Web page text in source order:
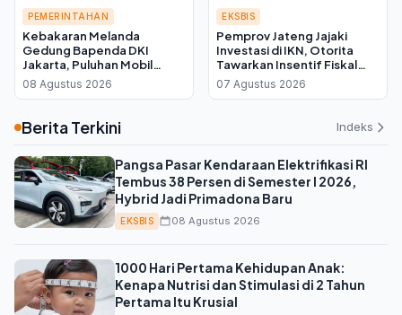
PEMERINTAHAN
Kebakaran Melanda
Gedung Bapenda DKI
Jakarta, Puluhan Mobil
Damkar Dikerahkan ke
Lokasi
08 Agustus 2026
EKSBIS
Pemprov Jateng Jajaki
Investasi di IKN, Otorita
Tawarkan Insentif Fiskal
bagi Daerah Mitra
07 Agustus 2026
Berita Terkini Indeks
Pangsa Pasar Kendaraan Elektrifikasi RI
Tembus 38 Persen di Semester I 2026,
Hybrid Jadi Primadona Baru
EKSBIS 08 Agustus 2026
1000 Hari Pertama Kehidupan Anak:
Kenapa Nutrisi dan Stimulasi di 2 Tahun
Pertama Itu Krusial